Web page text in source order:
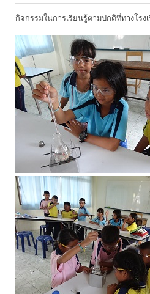
กิจกรรมในการเรียนรู้ตามปกติที่ทางโร